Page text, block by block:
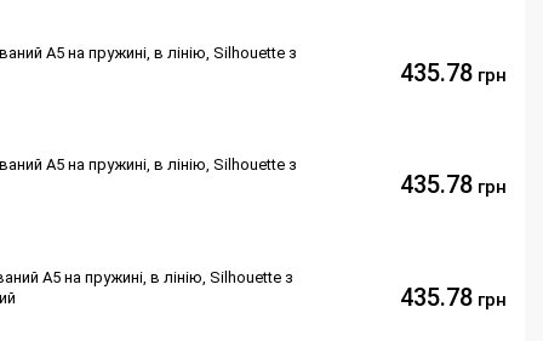
А5 на пружині, в лінію, Silhouette з
435.78 грн
А5 на пружині, в лінію, Silhouette з
435.78 грн
А5 на пружині, в лінію, Silhouette з
435.78 грн